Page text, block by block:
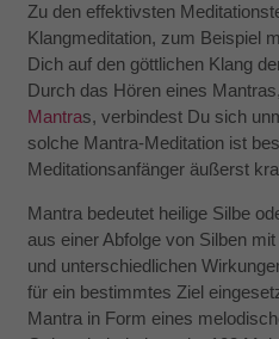
Zu den effektivsten
Klangmeditation, zum Beispiel
Dich auf den göttlichen Klang
Durch das Hören eines
Mantras, verbindest Du sich
solche Mantra-Meditation ist
Meditationsanfänger äußerst
Mantra bedeutet heilige Silbe
aus einer Abfolge von Silben
und unterschiedlichen
für ein bestimmtes Ziel
Mantra in Form eines